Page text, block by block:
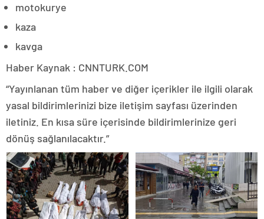
motokurye
kaza
kavga
Haber Kaynak : CNNTURK.COM
“Yayınlanan tüm haber ve diğer içerikler ile ilgili olarak
yasal bildirimlerinizi bize iletişim sayfası üzerinden
iletiniz. En kısa süre içerisinde bildirimlerinize geri
dönüş sağlanılacaktır.”